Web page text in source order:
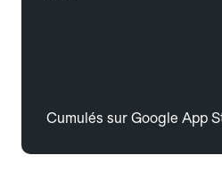
Cumulés sur Google App